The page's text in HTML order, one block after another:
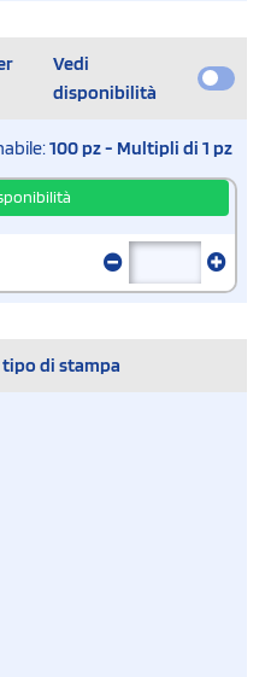
Vedi
disponibilità
100 pz - Multipli di 1 pz
di stampa